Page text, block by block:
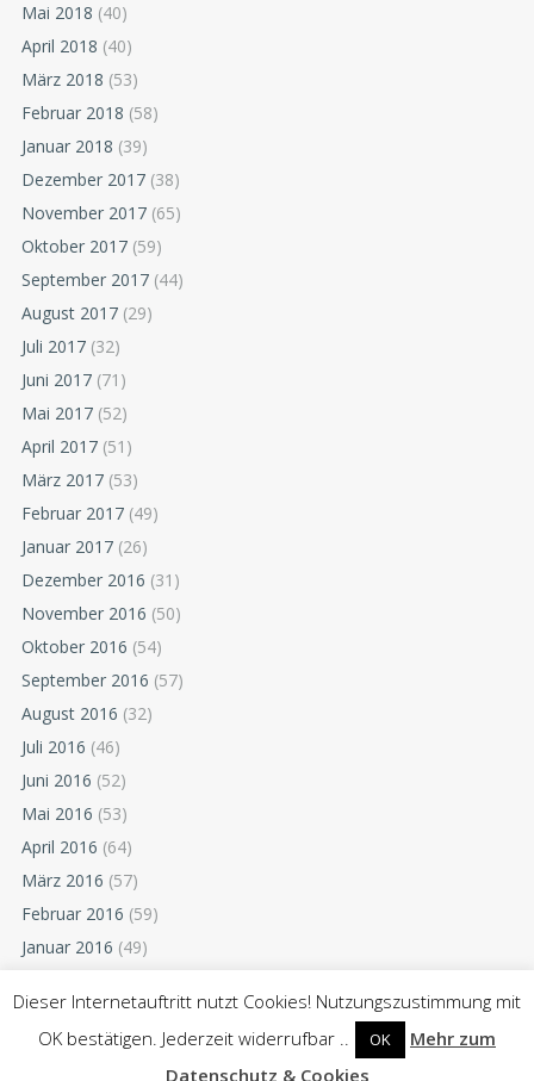
Mai 2018 (40)
April 2018 (40)
März 2018 (53)
Februar 2018 (58)
Januar 2018 (39)
Dezember 2017 (38)
November 2017 (65)
Oktober 2017 (59)
September 2017 (44)
August 2017 (29)
Juli 2017 (32)
Juni 2017 (71)
Mai 2017 (52)
April 2017 (51)
März 2017 (53)
Februar 2017 (49)
Januar 2017 (26)
Dezember 2016 (31)
November 2016 (50)
Oktober 2016 (54)
September 2016 (57)
August 2016 (32)
Juli 2016 (46)
Juni 2016 (52)
Mai 2016 (53)
April 2016 (64)
März 2016 (57)
Februar 2016 (59)
Januar 2016 (49)
November 2015(55)
Oktober 2015(54)
Dieser Internetauftritt nutzt Cookies! Nutzungszustimmung mit
OK bestätigen. Jederzeit widerrufbar ..
OK
Mehr zum
Datenschutz & Cookies